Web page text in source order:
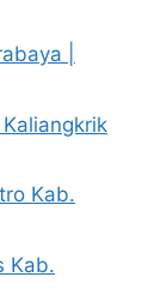
|
Kab.
Kab.